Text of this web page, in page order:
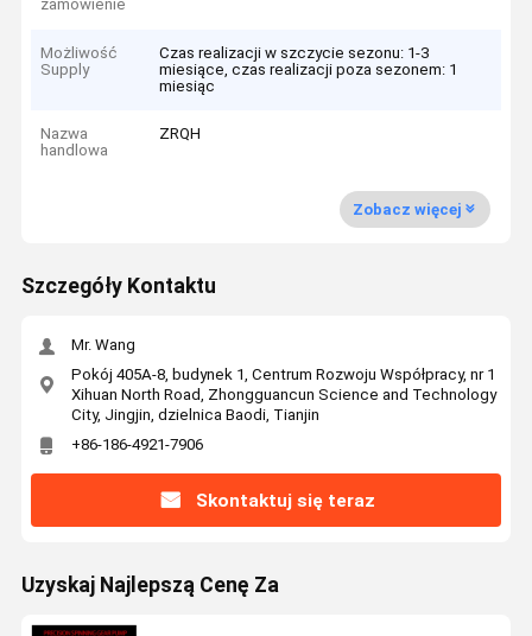
zamówienie
Możliwość
Supply
Czas realizacji w szczycie sezonu: 1-3
miesiące, czas realizacji poza sezonem: 1
miesiąc
Nazwa
handlowa
ZRQH
Zobacz więcej
Szczegóły Kontaktu
Mr. Wang
Pokój 405A-8, budynek 1, Centrum Rozwoju Współpracy, nr 1
Xihuan North Road, Zhongguancun Science and Technology
City, Jingjin, dzielnica Baodi, Tianjin
+86-186-4921-7906
Skontaktuj się teraz
Uzyskaj Najlepszą Cenę Za